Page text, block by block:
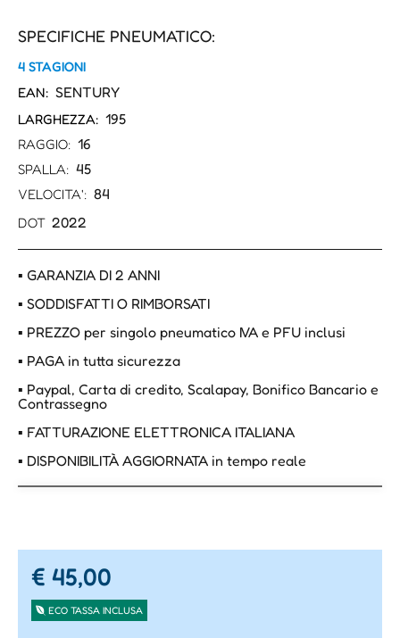
SPECIFICHE PNEUMATICO:
4 STAGIONI
EAN: SENTURY
LARGHEZZA: 195
RAGGIO: 16
SPALLA: 45
VELOCITA': 84
DOT 2022
▪ GARANZIA DI 2 ANNI
▪ SODDISFATTI O RIMBORSATI
▪ PREZZO per singolo pneumatico IVA e PFU inclusi
▪ PAGA in tutta sicurezza
▪ Paypal, Carta di credito, Scalapay, Bonifico Bancario e
Contrassegno
▪ FATTURAZIONE ELETTRONICA ITALIANA
▪ DISPONIBILITÀ AGGIORNATA in tempo reale
€ 45,00
ECO TASSA INCLUSA